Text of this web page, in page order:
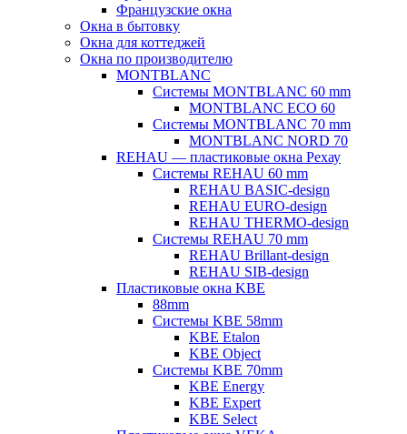
Французские окна
Окна в бытовку
Окна для коттеджей
Окна по производителю
MONTBLANC
Системы MONTBLANC 60 mm
MONTBLANC ECO 60
Системы MONTBLANC 70 mm
MONTBLANC NORD 70
REHAU — пластиковые окна Рехау
Системы REHAU 60 mm
REHAU BASIC-design
REHAU EURO-design
REHAU THERMO-design
Системы REHAU 70 mm
REHAU Brillant-design
REHAU SIB-design
Пластиковые окна KBE
88mm
Системы KBE 58mm
KBE Etalon
KBE Object
Системы KBE 70mm
KBE Energy
KBE Expert
KBE Select